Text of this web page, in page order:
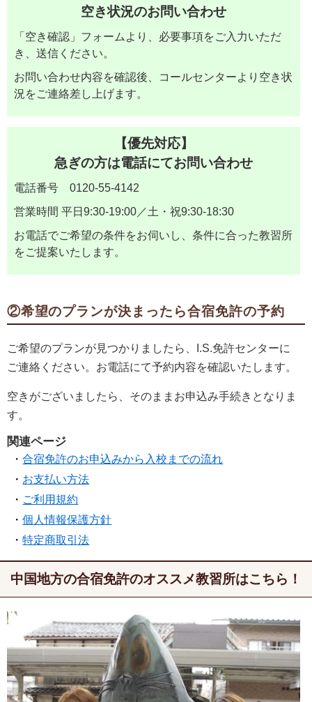
空き状況のお問い合わせ
「空き確認」フォームより、必要事項をご入力いただ
き、送信ください。
お問い合わせ内容を確認後、コールセンターより空き状
況をご連絡差し上げます。
【優先対応】
急ぎの方は電話にてお問い合わせ
電話番号 0120-55-4142
営業時間 平日9:30-19:00／土・祝9:30-18:30
お電話でご希望の条件をお伺いし、条件に合った教習所
をご提案いたします。
②希望のプランが決まったら合宿免許の予約
ご希望のプランが見つかりましたら、I.S.免許センターに
ご連絡ください。お電話にて予約内容を確認いたします。
空きがございましたら、そのままお申込み手続きとなりま
す。
関連ページ
合宿免許のお申込みから入校までの流れ
お支払い方法
ご利用規約
個人情報保護方針
特定商取引法
中国地方の合宿免許のオススメ教習所はこちら！